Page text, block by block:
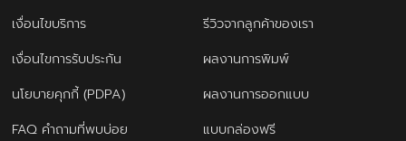
เงื่อนไขบริการ
รีวิวจากลูกค้าของเรา
เงื่อนไขการรับประกัน
ผลงานการพิมพ์
นโยบายคุกกี้ (PDPA)
ผลงานการออกแบบ
FAQ คำถามที่พบบ่อย
แบบกล่องฟรี